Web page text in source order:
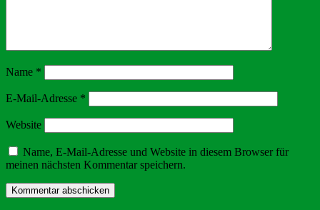
Name *
E-Mail-Adresse *
Website
Name, E-Mail-Adresse und Website in diesem Browser für
meinen nächsten Kommentar speichern.